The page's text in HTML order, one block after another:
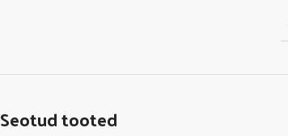
Seotud tooted